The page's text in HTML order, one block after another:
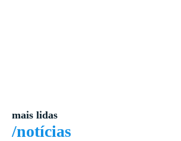
mais lidas
/notícias